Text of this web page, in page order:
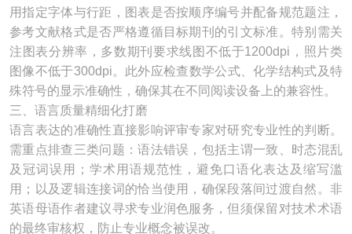
用指定字体与行距，图表是否按顺序编号并配备规范题注，
参考文献格式是否严格遵循目标期刊的引文标准。特别需关
注图表分辨率，多数期刊要求线图不低于1200dpi，照片类
图像不低于300dpi。此外应检查数学公式、化学结构式及特
殊符号的显示准确性，确保其在不同阅读设备上的兼容性。
三、语言质量精细化打磨
语言表达的准确性直接影响评审专家对研究专业性的判断。
需重点排查三类问题：语法错误，包括主谓一致、时态混乱
及冠词误用；学术用语规范性，避免口语化表达及缩写滥
用；以及逻辑连接词的恰当使用，确保段落间过渡自然。非
英语母语作者建议寻求专业润色服务，但须保留对技术术语
的最终审核权，防止专业概念被误改。